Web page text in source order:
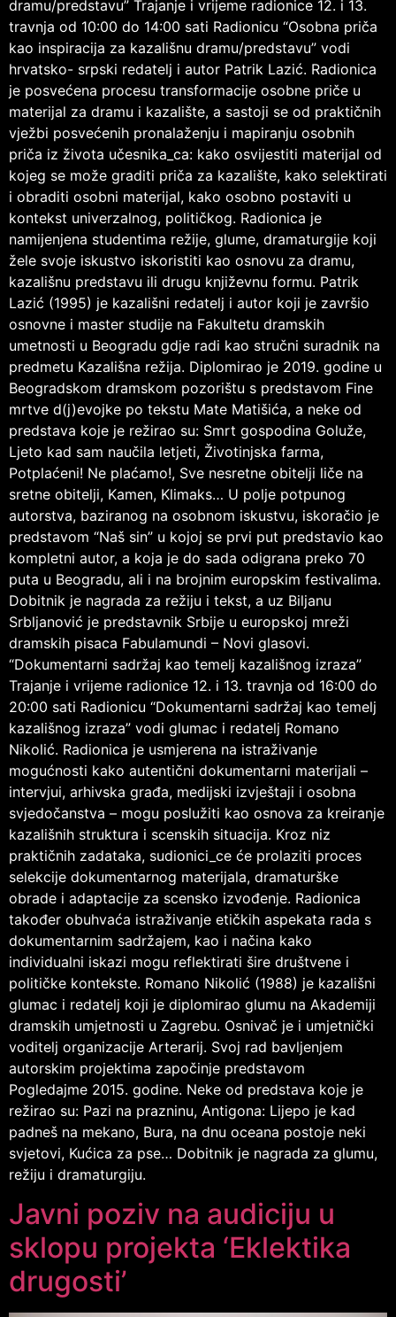
dramu/predstavu” Trajanje i vrijeme radionice 12. i 13.
travnja od 10:00 do 14:00 sati Radionicu “Osobna priča
kao inspiracija za kazališnu dramu/predstavu” vodi
hrvatsko- srpski redatelj i autor Patrik Lazić. Radionica
je posvećena procesu transformacije osobne priče u
materijal za dramu i kazalište, a sastoji se od praktičnih
vježbi posvećenih pronalaženju i mapiranju osobnih
priča iz života učesnika_ca: kako osvijestiti materijal od
kojeg se može graditi priča za kazalište, kako selektirati
i obraditi osobni materijal, kako osobno postaviti u
kontekst univerzalnog, političkog. Radionica je
namijenjena studentima režije, glume, dramaturgije koji
žele svoje iskustvo iskoristiti kao osnovu za dramu,
kazališnu predstavu ili drugu književnu formu. Patrik
Lazić (1995) je kazališni redatelj i autor koji je završio
osnovne i master studije na Fakultetu dramskih
umetnosti u Beogradu gdje radi kao stručni suradnik na
predmetu Kazališna režija. Diplomirao je 2019. godine u
Beogradskom dramskom pozorištu s predstavom Fine
mrtve d(j)evojke po tekstu Mate Matišića, a neke od
predstava koje je režirao su: Smrt gospodina Goluže,
Ljeto kad sam naučila letjeti, Životinjska farma,
Potplaćeni! Ne plaćamo!, Sve nesretne obitelji liče na
sretne obitelji, Kamen, Klimaks… U polje potpunog
autorstva, baziranog na osobnom iskustvu, iskoračio je
predstavom “Naš sin” u kojoj se prvi put predstavio kao
kompletni autor, a koja je do sada odigrana preko 70
puta u Beogradu, ali i na brojnim europskim festivalima.
Dobitnik je nagrada za režiju i tekst, a uz Biljanu
Srbljanović je predstavnik Srbije u europskoj mreži
dramskih pisaca Fabulamundi – Novi glasovi.
“Dokumentarni sadržaj kao temelj kazališnog izraza”
Trajanje i vrijeme radionice 12. i 13. travnja od 16:00 do
20:00 sati Radionicu “Dokumentarni sadržaj kao temelj
kazališnog izraza” vodi glumac i redatelj Romano
Nikolić. Radionica je usmjerena na istraživanje
mogućnosti kako autentični dokumentarni materijali –
intervjui, arhivska građa, medijski izvještaji i osobna
svjedočanstva – mogu poslužiti kao osnova za kreiranje
kazališnih struktura i scenskih situacija. Kroz niz
praktičnih zadataka, sudionici_ce će prolaziti proces
selekcije dokumentarnog materijala, dramaturške
obrade i adaptacije za scensko izvođenje. Radionica
također obuhvaća istraživanje etičkih aspekata rada s
dokumentarnim sadržajem, kao i načina kako
individualni iskazi mogu reflektirati šire društvene i
političke kontekste. Romano Nikolić (1988) je kazališni
glumac i redatelj koji je diplomirao glumu na Akademiji
dramskih umjetnosti u Zagrebu. Osnivač je i umjetnički
voditelj organizacije Arterarij. Svoj rad bavljenjem
autorskim projektima započinje predstavom
Pogledajme 2015. godine. Neke od predstava koje je
režirao su: Pazi na prazninu, Antigona: Lijepo je kad
padneš na mekano, Bura, na dnu oceana postoje neki
svjetovi, Kućica za pse… Dobitnik je nagrada za glumu,
režiju i dramaturgiju.
Javni poziv na audiciju u
sklopu projekta ‘Eklektika
drugosti’